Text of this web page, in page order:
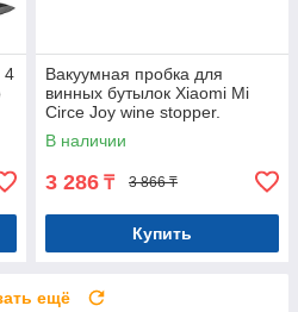
4
Вакуумная пробка для
винных бутылок Xiaomi Mi
Circe Joy wine stopper.
Оригинал. Арт.5959
В наличии
3 286 ₸ 3 866 ₸
Купить
ещё